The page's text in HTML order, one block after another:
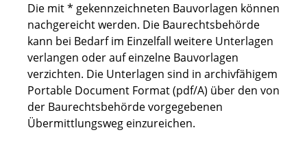
Die mit * gekennzeichneten Bauvorlagen können
nachgereicht werden. Die Baurechtsbehörde
kann bei Bedarf im Einzelfall weitere Unterlagen
verlangen oder auf einzelne Bauvorlagen
verzichten. Die Unterlagen sind in archivfähigem
Portable Document Format (pdf/A) über den von
der Baurechtsbehörde vorgegebenen
Übermittlungsweg einzureichen.